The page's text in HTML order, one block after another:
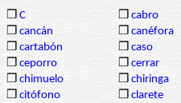
❒ C ❒ cabro
❒ cancán ❒ canéfora
❒ cartabón ❒ caso
❒ ceporro ❒ cerrar
❒ chimuelo ❒ chiringa
❒ citófono ❒ clarete